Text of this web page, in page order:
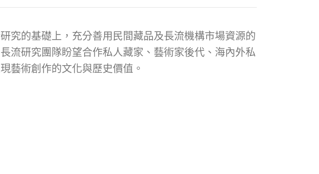
究的基礎上，充分善用民間藏品及長流機構市場資源的
流研究團隊盼望合作私人藏家、藝術家後代、海內外私
藝術創作的文化與歷史價值。